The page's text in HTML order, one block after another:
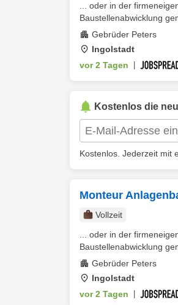
... oder in der
Baustellenabwicklung
Gebrüder Peters
Ingolstadt
vor 2 Tagen
Kostenlos die
Kostenlos. Jederzeit mit
Monteur
Vollzeit
... oder in der
Baustellenabwicklung
Gebrüder Peters
Ingolstadt
vor 2 Tagen